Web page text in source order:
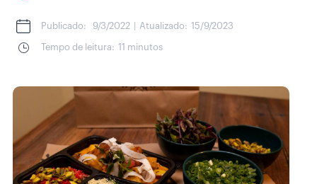
Publicado: 9/3/2022 Atualizado: 15/9/2023
Tempo de leitura: 11 minutos